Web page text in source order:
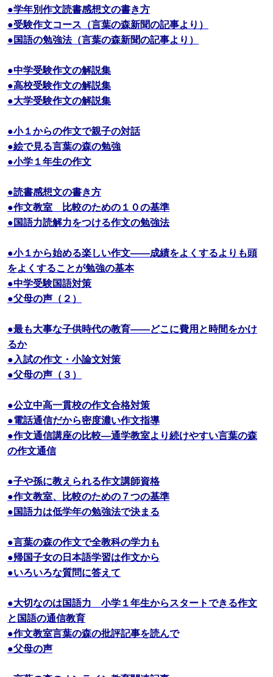
●学年別作文読書感想文の書き方
●受験作文コース（言葉の森新聞の記事より）
●国語の勉強法（言葉の森新聞の記事より）
●中学受験作文の解説集
●高校受験作文の解説集
●大学受験作文の解説集
●小１からの作文で親子の対話
●絵で見る言葉の森の勉強
●小学１年生の作文
●読書感想文の書き方
●作文教室 比較のための１０の基準
●国語力読解力をつける作文の勉強法
●小１から始める楽しい作文――成績をよくするよりも頭
をよくすることが勉強の基本
●中学受験国語対策
●父母の声（２）
●最も大事な子供時代の教育――どこに費用と時間をかけ
るか
●入試の作文・小論文対策
●父母の声（３）
●公立中高一貫校の作文合格対策
●電話通信だから密度濃い作文指導
●作文通信講座の比較―通学教室より続けやすい言葉の森
の作文通信
●子や孫に教えられる作文講師資格
●作文教室、比較のための７つの基準
●国語力は低学年の勉強法で決まる
●言葉の森の作文で全教科の学力も
●帰国子女の日本語学習は作文から
●いろいろな質問に答えて
●大切なのは国語力 小学１年生からスタートできる作文
と国語の通信教育
●作文教室言葉の森の批評記事を読んで
●父母の声